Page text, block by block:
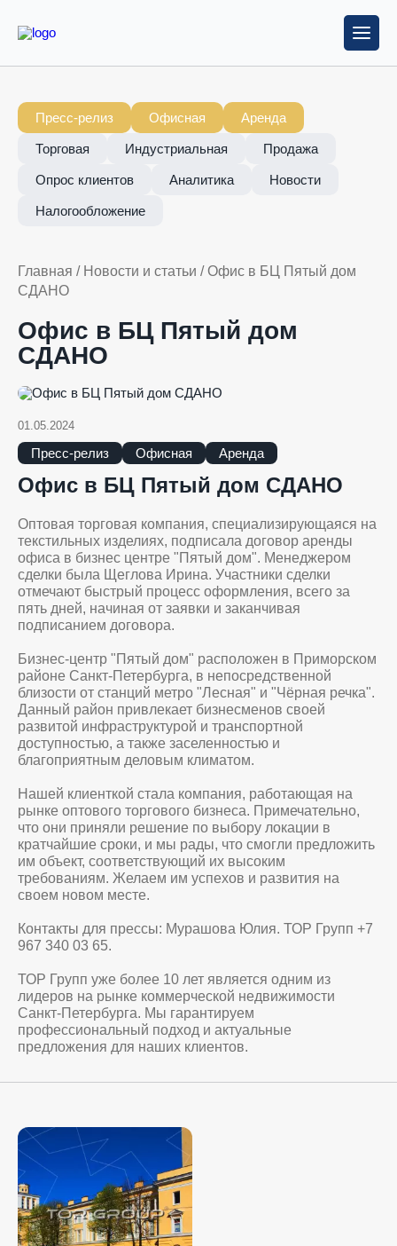
Пресс-релиз Офисная Аренда
Торговая Индустриальная Продажа
Опрос клиентов Аналитика Новости
Налогообложение
Главная / Новости и статьи /Офис в БЦ Пятый дом
СДАНО
Офис в БЦ Пятый дом
СДАНО
01.05.2024
Пресс-релиз Офисная Аренда
Офис в БЦ Пятый дом СДАНО
Оптовая торговая компания, специализирующаяся на
текстильных изделиях, подписала договор аренды
офиса в бизнес центре "Пятый дом". Менеджером
сделки была Щеглова Ирина. Участники сделки
отмечают быстрый процесс оформления, всего за
пять дней, начиная от заявки и заканчивая
подписанием договора.
Бизнес-центр "Пятый дом" расположен в Приморском
районе Санкт-Петербурга, в непосредственной
близости от станций метро "Лесная" и "Чёрная речка".
Данный район привлекает бизнесменов своей
развитой инфраструктурой и транспортной
доступностью, а также заселенностью и
благоприятным деловым климатом.
Нашей клиенткой стала компания, работающая на
рынке оптового торгового бизнеса. Примечательно,
что они приняли решение по выбору локации в
кратчайшие сроки, и мы рады, что смогли предложить
им объект, соответствующий их высоким
требованиям. Желаем им успехов и развития на
своем новом месте.
Контакты для прессы: Мурашова Юлия. ТОР Групп +7
967 340 03 65.
ТОР Групп уже более 10 лет является одним из
лидеров на рынке коммерческой недвижимости
Санкт-Петербурга. Мы гарантируем
профессиональный подход и актуальные
предложения для наших клиентов.